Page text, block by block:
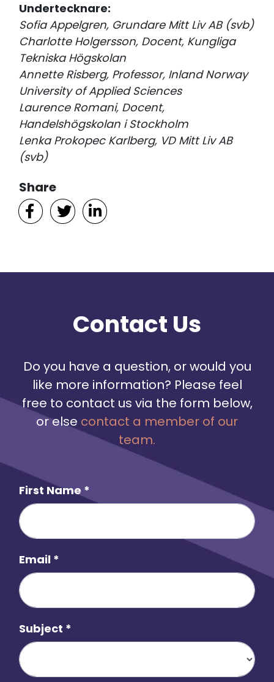
Undertecknare:
Sofia Appelgren, Grundare Mitt Liv AB (svb)
Charlotte Holgersson, Docent, Kungliga
Tekniska Högskolan
Annette Risberg, Professor, Inland Norway
University of Applied Sciences
Laurence Romani, Docent,
Handelshögskolan i Stockholm
Lenka Prokopec Karlberg, VD Mitt Liv AB
(svb)
Share
Contact Us
Do you have a question, or would you
like more information? Please feel
free to contact us via the form below,
or else contact a member of our
team.
First Name *
Email *
Subject *